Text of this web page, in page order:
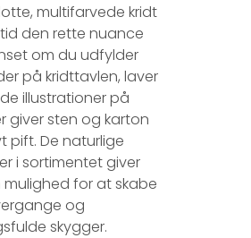
multifarvede kridt
den rette nuance
om du udfylder
på kridttavlen, laver
illustrationer på
giver sten og karton
pift. De naturlige
i sortimentet giver
for at skabe
og
skygger.